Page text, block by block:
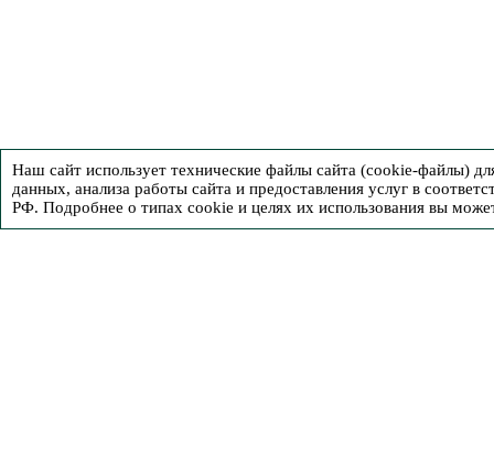
Наш сайт использует технические файлы сайта (cookie-файлы)
данных, анализа работы сайта и предоставления услуг в
РФ. Подробнее о типах cookie и целях их использования вы